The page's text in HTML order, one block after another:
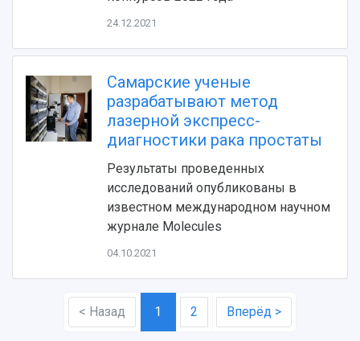
24.12.2021
Самарские ученые
разрабатывают метод
лазерной экспресс-
диагностики рака простаты
Результаты проведенных
исследований опубликованы в
известном международном научном
журнале Molecules
04.10.2021
< Назад 1 2 Вперёд >